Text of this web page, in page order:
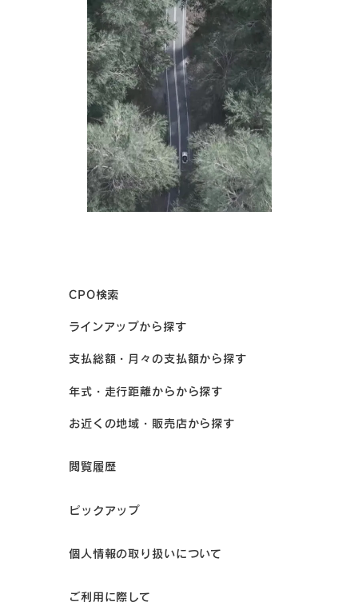
CPO検索
ラインアップから探す
支払総額・月々の支払額から探す
年式・走行距離からから探す
お近くの地域・販売店から探す
閲覧履歴
ピックアップ
個人情報の取り扱いについて
ご利用に際して